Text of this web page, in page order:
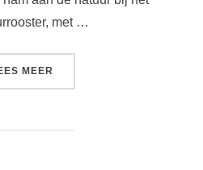
met …
MEER